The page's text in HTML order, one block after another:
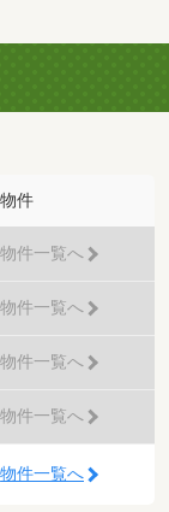
物件
物件一覧へ
物件一覧へ
物件一覧へ
物件一覧へ
物件一覧へ